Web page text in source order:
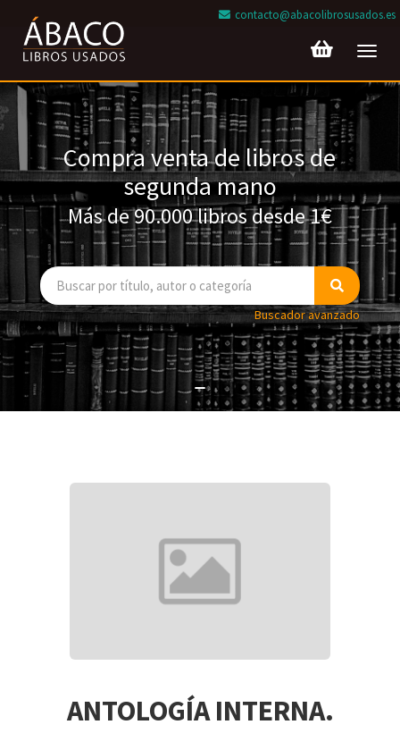
contacto@abacolibrosusados.es
Compra venta de libros de
segunda mano
Más de 90.000 libros desde 1€
Buscador avanzado
ANTOLOGÍA INTERNA.